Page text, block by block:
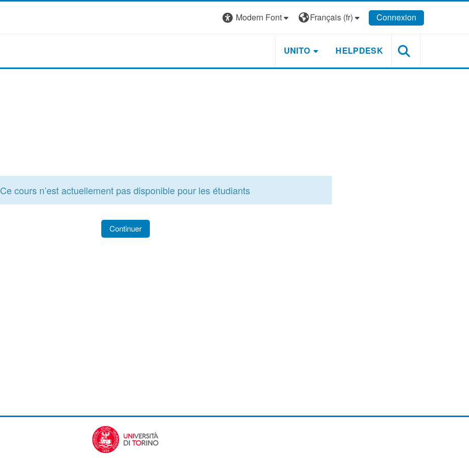
Modern Font
Français ‎(fr)‎ Connexion
UNITO HELPDESK
Ce cours n’est actuellement pas disponible pour les étudiants
Continuer